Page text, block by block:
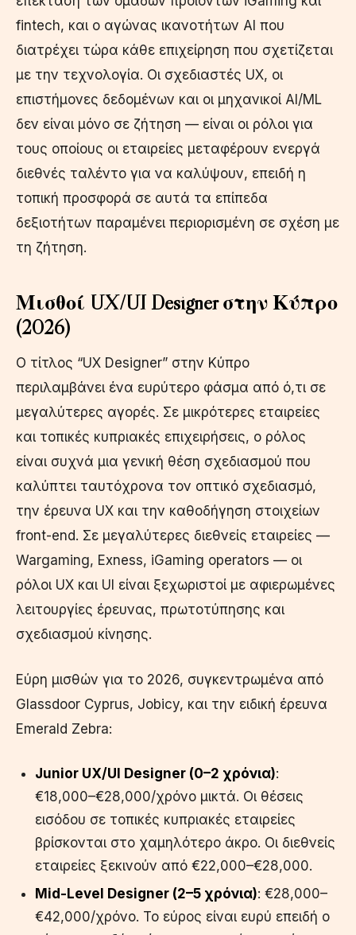
fintech, και ο αγώνας ικανοτήτων AI που
διατρέχει τώρα κάθε επιχείρηση που σχετίζεται
με την τεχνολογία. Οι σχεδιαστές UX, οι
επιστήμονες δεδομένων και οι μηχανικοί AI/ML
δεν είναι μόνο σε ζήτηση — είναι οι ρόλοι για
τους οποίους οι εταιρείες μεταφέρουν ενεργά
διεθνές ταλέντο για να καλύψουν, επειδή η
τοπική προσφορά σε αυτά τα επίπεδα
δεξιοτήτων παραμένει περιορισμένη σε σχέση με
τη ζήτηση.
Μισθοί UX/UI Designer στην Κύπρο
(2026)
Ο τίτλος “UX Designer” στην Κύπρο
περιλαμβάνει ένα ευρύτερο φάσμα από ό,τι σε
μεγαλύτερες αγορές. Σε μικρότερες εταιρείες
και τοπικές κυπριακές επιχειρήσεις, ο ρόλος
είναι συχνά μια γενική θέση σχεδιασμού που
καλύπτει ταυτόχρονα τον οπτικό σχεδιασμό,
την έρευνα UX και την καθοδήγηση στοιχείων
front-end. Σε μεγαλύτερες διεθνείς εταιρείες —
Wargaming, Exness, iGaming operators — οι
ρόλοι UX και UI είναι ξεχωριστοί με αφιερωμένες
λειτουργίες έρευνας, πρωτοτύπησης και
σχεδιασμού κίνησης.
Εύρη μισθών για το 2026, συγκεντρωμένα από
Glassdoor Cyprus, Jobicy, και την ειδική έρευνα
Emerald Zebra:
Junior UX/UI Designer (0–2 χρόνια):
€18,000–€28,000/χρόνο μικτά. Οι θέσεις
εισόδου σε τοπικές κυπριακές εταιρείες
βρίσκονται στο χαμηλότερο άκρο. Οι διεθνείς
εταιρείες ξεκινούν από €22,000–€28,000.
Mid-Level Designer (2–5 χρόνια): €28,000–
€42,000/χρόνο. Το εύρος είναι ευρύ επειδή ο